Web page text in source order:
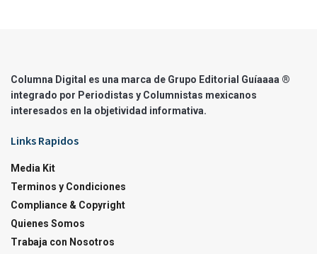
Columna Digital es una marca de Grupo Editorial Guíaaaa ®
integrado por Periodistas y Columnistas mexicanos
interesados en la objetividad informativa.
Links Rapidos
Media Kit
Terminos y Condiciones
Compliance & Copyright
Quienes Somos
Trabaja con Nosotros